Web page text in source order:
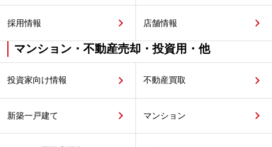
採用情報 店舗情報
マンション・不動産売却・投資用・他
投資家向け情報 不動産買取
新築一戸建て マンション